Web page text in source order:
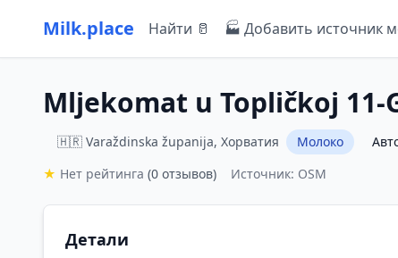
Milk.place Найти 🥛 🏭 Добавить источник
Mljekomat u Topličkoj 11-
🇭🇷 Varaždinska županija, Хорватия Молоко
★ Нет рейтинга (0 отзывов) Источник: OSM
Детали